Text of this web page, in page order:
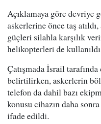
Açıklamaya göre devriye
askerlerine önce taş
güçleri silahla karşılık
helikopterleri de
Çatışmada İsrail tarafında
belirtilirken, askerlerin
telefon da dahil bazı
konusu cihazın daha sonra
ifade edildi.